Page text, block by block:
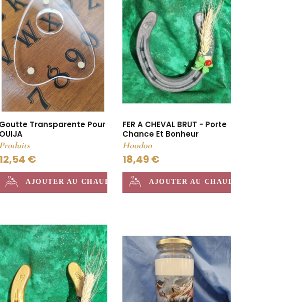
Goutte Transparente Pour
OUIJA
Produits
12,54 €
AJOUTER AU CHAUDRON
FER A CHEVAL BRUT - Porte
Chance Et Bonheur
Hoodoo
18,49 €
AJOUTER AU CHAUDRON